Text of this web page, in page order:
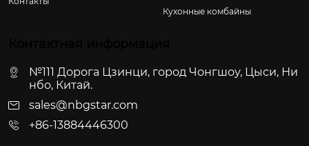
Кухонные комбайны
№111 Дорога Цзинци, город Чонгшоу, Цыси, Ни
нбо, Китай.
sales@nbgstar.com
+86-13884446300